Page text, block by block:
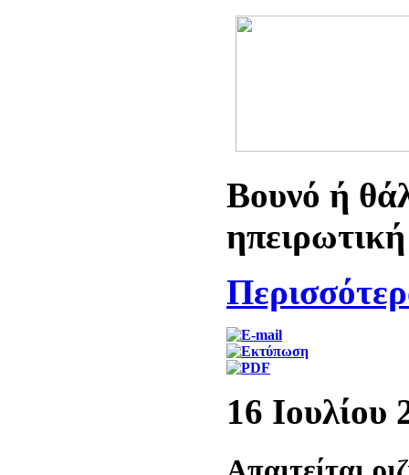
Βουνό ή
16 Ιουλίου